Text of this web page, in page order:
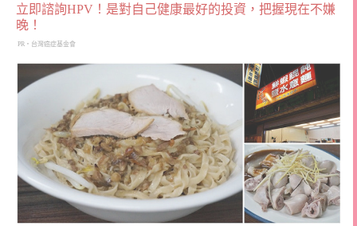
立即諮詢HPV！是對自己健康最好的投資，把握現在不嫌
晚！
PR・台灣癌症基金會